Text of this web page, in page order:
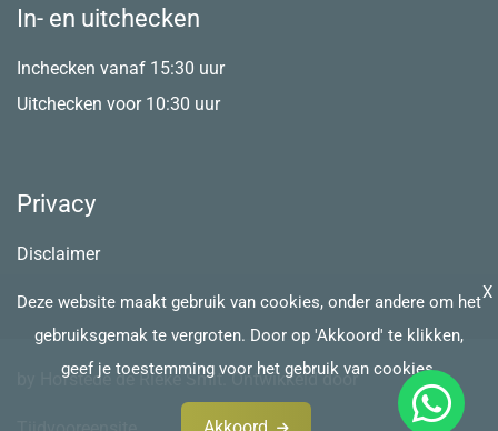
In- en uitchecken
Inchecken vanaf 15:30 uur
Uitchecken voor 10:30 uur
Privacy
Disclaimer
by Hofstede de Rieke Smit. Ontwikkeld door
Deze website maakt gebruik van cookies, onder andere om het
gebruiksgemak te vergroten. Door op 'Akkoord' te klikken,
geef je toestemming voor het gebruik van cookies.
X